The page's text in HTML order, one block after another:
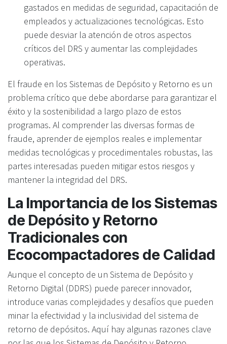
gastados en medidas de seguridad, capacitación de
empleados y actualizaciones tecnológicas. Esto
puede desviar la atención de otros aspectos
críticos del DRS y aumentar las complejidades
operativas.
El fraude en los Sistemas de Depósito y Retorno es un
problema crítico que debe abordarse para garantizar el
éxito y la sostenibilidad a largo plazo de estos
programas. Al comprender las diversas formas de
fraude, aprender de ejemplos reales e implementar
medidas tecnológicas y procedimentales robustas, las
partes interesadas pueden mitigar estos riesgos y
mantener la integridad del DRS.
La Importancia de los Sistemas
de Depósito y Retorno
Tradicionales con
Ecocompactadores de Calidad
Aunque el concepto de un Sistema de Depósito y
Retorno Digital (DDRS) puede parecer innovador,
introduce varias complejidades y desafíos que pueden
minar la efectividad y la inclusividad del sistema de
retorno de depósitos. Aquí hay algunas razones clave